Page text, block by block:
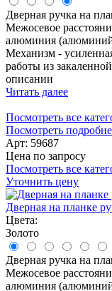
Дверная ручка на
Межосевое
алюминия
Механизм -
работы из
описании
Читать далее
Посмотреть все
Посмотреть
Арт: 59687
Цена по запросу
Посмотреть все
Уточнить цену
Дверная на планке
Цвета:
Золото
Дверная ручка на
Межосевое
алюминия